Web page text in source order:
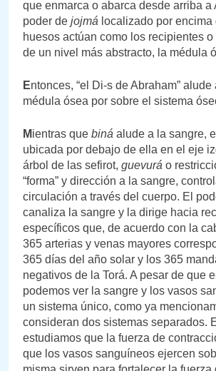
que enmarca o abarca desde arriba a
poder de jojmá localizado por encima
huesos actúan como los recipientes
de un nivel más abstracto, la médula
Entonces, “el Di-s de Abraham”
médula ósea por sobre el sistema
Mientras que biná alude a la sangre,
ubicada por debajo de ella en el eje
árbol de las sefirot, guevurá o
“forma” y dirección a la sangre,
circulación a través del cuerpo. El
canaliza la sangre y la dirige hacia
específicos que, de acuerdo con la
365 arterias y venas mayores
365 días del año solar y los 365
negativos de la Torá. A pesar de que
podemos ver la sangre y los vasos
un sistema único, como ya
consideran dos sistemas separados.
estudiamos que la fuerza de
que los vasos sanguíneos ejercen